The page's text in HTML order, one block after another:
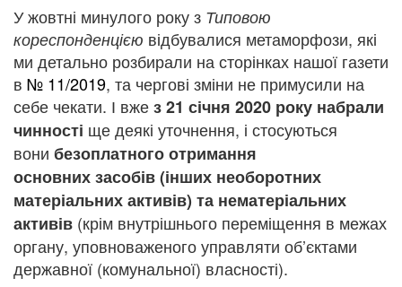
У жовтні минулого року з Типовою
кореспонденцією відбувалися метаморфози, які
ми детально розбирали на сторінках нашої газети
в № 11/2019, та чергові зміни не примусили на
себе чекати. І вжез 21 січня 2020 року набрали
чинності ще деякі уточнення, і стосуються
вони безоплатного отримання
основнихзасобів (інших необоротних
матеріальних активів) та нематеріальних
активів (крім внутрішнього переміщення в межах
органу, уповноваженого управляти об’єктами
державної (комунальної) власності).